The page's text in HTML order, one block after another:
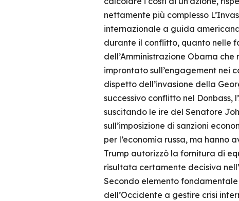
nettamente più complesso
internazionale a guida
durante il conflitto, quanto nelle
dell’Amministrazione Obama che
improntato sull’engagement nei
dispetto dell’invasione della
successivo conflitto nel
suscitando le ire del Senatore
sull’imposizione di sanzioni
per l’economia russa, ma hanno
Trump autorizzò la fornitura di
risultata certamente decisiva
Secondo elemento
dell’Occidente a gestire crisi